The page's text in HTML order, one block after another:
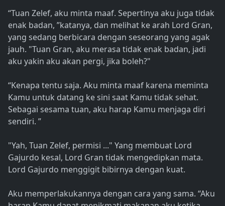
“Tuan Zelef, aku minta maaf. Sepertinya aku juga tidak
enak badan, ”katanya, dan melihat ke arah Lord Gran,
yang sedang berbicara dengan seseorang yang agak
jauh. "Tuan Gran, aku merasa tidak enak badan, jadi
aku yakin aku akan pergi, jika boleh?"
“Kenapa tentu saja. Aku minta maaf karena meminta
Kamu untuk datang ke sini saat Kamu tidak sehat.
Sebagai sesama tuan, aku harap Kamu menjaga diri
sendiri. ”
"Yah, Tuan Zelef, permisi ..." Yang membuat Lord
Gajurdo kesal, Lord Gran tidak mengedipkan mata.
Lord Gajurdo menggigit bibirnya dengan kuat.
Aku memperlakukannya dengan cara yang sama. “Aku